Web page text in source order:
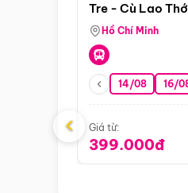
Tre - Cù Lao
Hồ Chí Minh
14/08 16/
Giá từ:
399.000đ
‹